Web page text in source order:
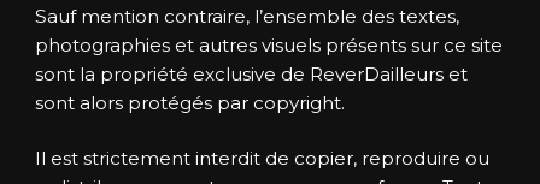
Sauf mention contraire, l’ensemble des textes,
photographies et autres visuels présents sur ce site
sont la propriété exclusive de ReverDailleurs et
sont alors protégés par copyright.
Il est strictement interdit de copier, reproduire ou